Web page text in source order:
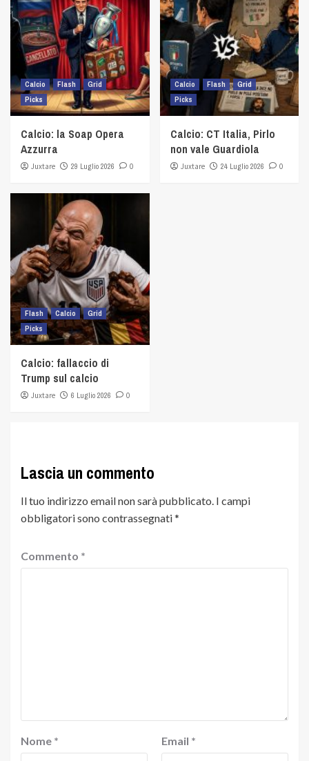
Calcio Flash
Grid
Picks
Calcio: la Soap Opera
Azzurra
Juxtare 29 Luglio 2026 0
Calcio Flash
Grid
Picks
Calcio: CT Italia, Pirlo
non vale Guardiola
Juxtare 24 Luglio 2026 0
Flash Calcio
Grid
Picks
Calcio: fallaccio di
Trump sul calcio
Juxtare 6 Luglio 2026 0
Lascia un commento
Il tuo indirizzo email non sarà pubblicato. I campi
obbligatori sono contrassegnati*
Commento *
Nome * Email *